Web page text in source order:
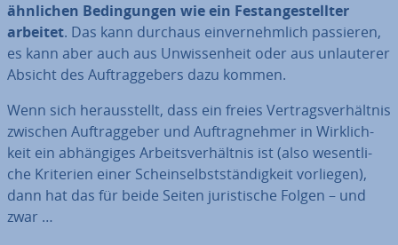
ähnlichen Be­din­gun­gen wie ein Fest­an­ge­stell­ter
arbeitet. Das kann durchaus ein­ver­nehm­lich passieren,
es kann aber auch aus Un­wis­sen­heit oder aus un­lau­te­rer
Absicht des Auf­trag­ge­bers dazu kommen.
Wenn sich her­aus­stellt, dass ein freies Ver­trags­ver­hält­nis
zwischen Auf­trag­ge­ber und Auf­trag­neh­mer in Wirk­lich­
keit ein ab­hän­gi­ges Ar­beits­ver­hält­nis ist (also we­sent­li­
che Kriterien einer Schein­selbst­stän­dig­keit vorliegen),
dann hat das für beide Seiten ju­ris­ti­sche Folgen – und
zwar …